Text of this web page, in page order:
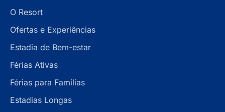
O Resort
Ofertas e Experiências
Estadia de Bem-estar
Férias Ativas
Férias para Famílias
Estadias Longas